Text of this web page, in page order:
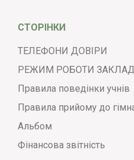
СТОРІНКИ
ТЕЛЕФОНИ ДОВІРИ
РЕЖИМ РОБОТИ
Правила поведінки учнів
Правила прийому до
Альбом
Фінансова звітність